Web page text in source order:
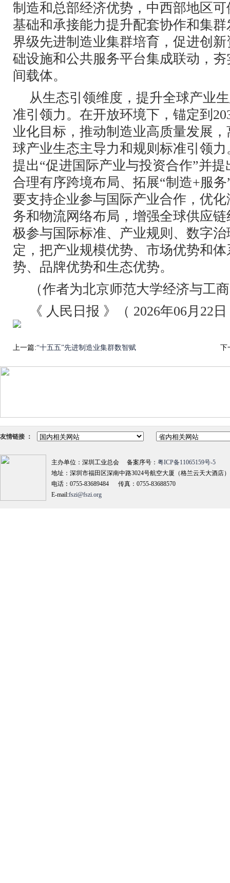
制造和总部经济优势，中西部地区
基础和承接能力提升配套协作和集
界级先进制造业集群培育，促进创
础设施和公共服务平台集成联动，
间载体。
从生态引领维度，提升全球产业
准引领力。在开放环境下，锚定到
业化目标，推动制造业高质量发展
球产业生态主导力和规则标准引领
提出“促进国际产业与投资合作”并
合理有序跨境布局、拓展“制造+服
要支持企业参与国际产业合作，优
务和物流网络布局，增强全球供应
极参与国际标准、产业规则、数字
定，把产业规模优势、市场优势和
势、品牌优势和生态优势。
（作者为北京师范大学经济与工
《 人民日报 》（ 2026年06月22
上一篇:“十五五”先进制造业集群数智赋 下
友情链接 ：
主办单位：深圳工业总会 备案序号： 粤ICP备11065159号-5
地址：深圳市福田区深南中路3024号航空大厦（格兰云天大酒店
电话：0755-83689484 传真：0755-83688570
E-mail:fszi@fszi.org